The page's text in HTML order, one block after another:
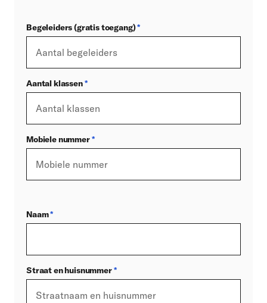
Begeleiders (gratis toegang)*
Aantal klassen*
Mobiele nummer*
Naam*
Straat en huisnummer*